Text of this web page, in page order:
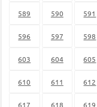
589 590 591
596 597 598
603 604 605
610 611 612
617 618 619